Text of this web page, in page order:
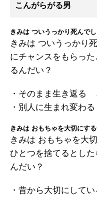
こんがらがる男
きみは ついうっかり死んでし
きみは ついうっかり
にチャンスをもらっ
るんだい？
・そのまま生き返
・別人に生まれ変
きみは おもちゃを大切にする
きみは おもちゃを大
ひとつを捨てるとし
んだい？
・昔から大切にし